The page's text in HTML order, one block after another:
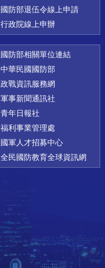
國防部退伍令線上申請
行政院線上申辦
國防部相關單位連結
中華民國國防部
政戰資訊服務網
軍事新聞通訊社
青年日報社
福利事業管理處
國軍人才招募中心
全民國防教育全球資訊網